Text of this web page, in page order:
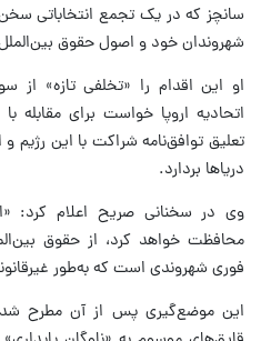
سانچز که در یک تجمع انتخاباتی
شهروندان خود و اصول حقوق
او این اقدام را «تخلفی تازه»
اتحادیه اروپا خواست برای مقابله
تعلیق توافق‌نامه شراکت با این رژیم و
دریاها بردارد.
وی در سخنانی صریح اعلام کرد:
محافظت خواهد کرد، از حقوق
فوری شهروندی است که به‌طور
این موضع‌گیری پس از آن مطرح شد